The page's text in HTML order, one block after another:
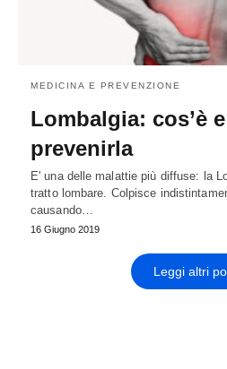
MEDICINA E PREVENZIONE
Lombalgia: cos’è
prevenirla
E' una delle malattie più diffuse: la
tratto lombare. Colpisce
causando…
16 Giugno 2019
Leggi altri